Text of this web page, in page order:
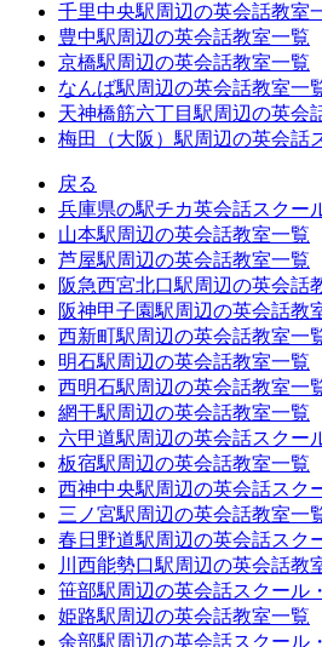
千里中央駅周辺の英会話教室
豊中駅周辺の英会話教室一覧
京橋駅周辺の英会話教室一覧
なんば駅周辺の英会話教室一
天神橋筋六丁目駅周辺の英会
梅田（大阪）駅周辺の英会話
戻る
兵庫県の駅チカ英会話スクー
山本駅周辺の英会話教室一覧
芦屋駅周辺の英会話教室一覧
阪急西宮北口駅周辺の英会話
阪神甲子園駅周辺の英会話教
西新町駅周辺の英会話教室一
明石駅周辺の英会話教室一覧
西明石駅周辺の英会話教室一
網干駅周辺の英会話教室一覧
六甲道駅周辺の英会話スクー
板宿駅周辺の英会話教室一覧
西神中央駅周辺の英会話スク
三ノ宮駅周辺の英会話教室一
春日野道駅周辺の英会話スク
川西能勢口駅周辺の英会話教
笹部駅周辺の英会話スクール
姫路駅周辺の英会話教室一覧
余部駅周辺の英会話スクール